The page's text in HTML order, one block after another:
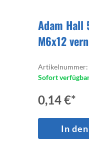
Adam Hall
M6x12
Artikelnummer:
Sofort
0,14 €*
In